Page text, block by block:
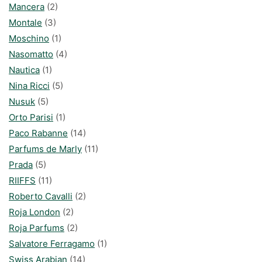
Mancera (2)
Montale (3)
Moschino (1)
Nasomatto (4)
Nautica (1)
Nina Ricci (5)
Nusuk (5)
Orto Parisi (1)
Paco Rabanne (14)
Parfums de Marly (11)
Prada (5)
RIIFFS (11)
Roberto Cavalli (2)
Roja London (2)
Roja Parfums (2)
Salvatore Ferragamo (1)
Swiss Arabian (14)